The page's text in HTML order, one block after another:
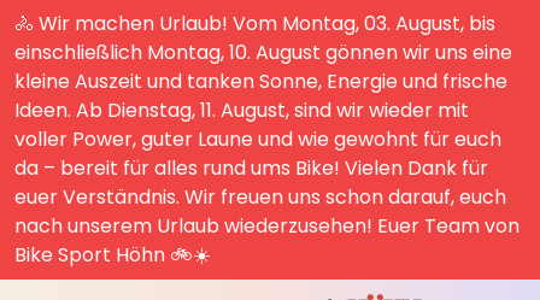
🚴 Wir machen Urlaub! Vom Montag, 03. August, bis
einschließlich Montag, 10. August gönnen wir uns eine
kleine Auszeit und tanken Sonne, Energie und frische
Ideen. Ab Dienstag, 11. August, sind wir wieder mit
voller Power, guter Laune und wie gewohnt für euch
da – bereit für alles rund ums Bike! Vielen Dank für
euer Verständnis. Wir freuen uns schon darauf, euch
nach unserem Urlaub wiederzusehen! Euer Team von
Bike Sport Höhn 🚲☀️